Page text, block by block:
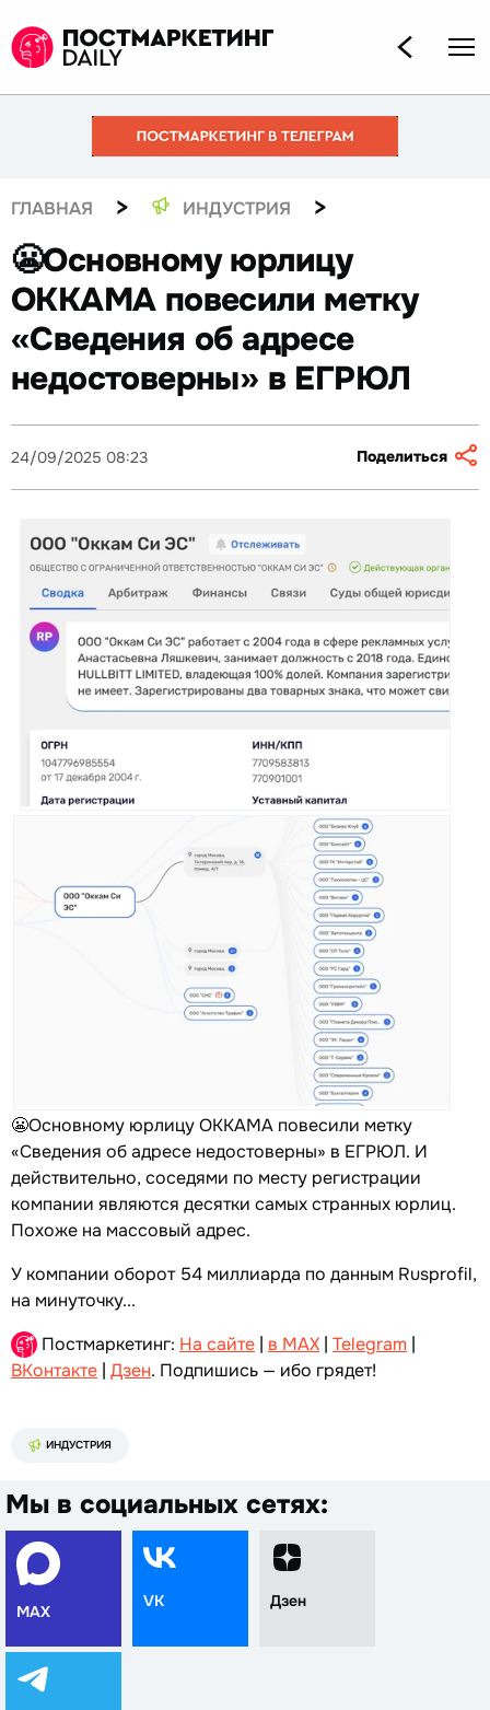
ГЛАВНАЯ > ИНДУСТРИЯ >
😬Основному юрлицу
ОККАМА повесили метку
«Сведения об адресе
недостоверны» в ЕГРЮЛ
24/09/2025 08:23 Поделиться
😬Основному юрлицу ОККАМА повесили метку
«Сведения об адресе недостоверны» в ЕГРЮЛ. И
действительно, соседями по месту регистрации
компании являются десятки самых странных юрлиц.
Похоже на массовый адрес.
У компании оборот 54 миллиарда по данным Rusprofil,
на минуточку...
Постмаркетинг: На сайте | в MAX | Telegram |
ВКонтакте | Дзен. Подпишись — ибо грядет!
ИНДУСТРИЯ
Мы в социальных сетях:
MAX
VK Дзен